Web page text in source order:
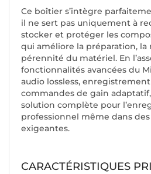
Ce boîtier s’intègre
il ne sert pas uniquement à
stocker et protéger les
qui améliore la préparation, la
pérennité du matériel. En
fonctionnalités avancées du
audio lossless,
commandes de gain
solution complète pour
professionnel même dans
exigeantes.
CARACTÉRISTIQUES